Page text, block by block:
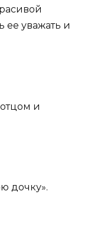
ее уважать и
и
дочку».